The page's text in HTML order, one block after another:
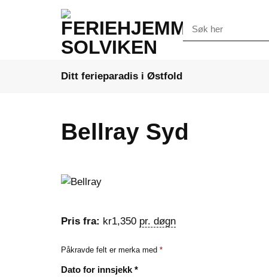
Søk
etter:
Ditt ferieparadis i Østfold
Bellray Syd
Pris fra: kr1,350 pr. døgn
Påkravde felt er merka med *
Dato for innsjekk *